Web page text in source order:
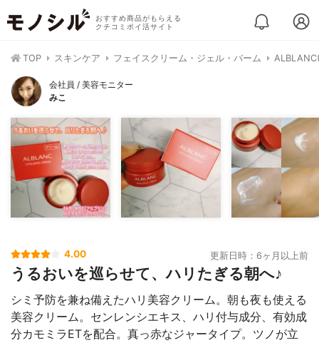
おすすめ商品がもらえる
クチコミポイ活サイト
TOP スキンケア フェイスクリーム・ジェル・バーム
会社員 / 美容モニター
みこ
4.00 更新日時：6ヶ月以上前
うるおいを巡らせて、ハリたぎる朝へ♪
シミ予防を兼ね備えたハリ美容クリーム。朝も夜も使える
美容クリーム。センレンシエキス、ハリ付与成分、有効成
分カモミラETを配合。真っ赤なジャータイプ。ツノが立